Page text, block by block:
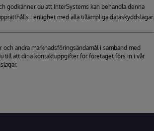
godkänner du att InterSystems kan behandla denna
i enlighet med alla tillämpliga dataskyddslagar.
andra marknadsföringsändamål i samband med
till att dina kontaktuppgifter för företaget förs in i vår